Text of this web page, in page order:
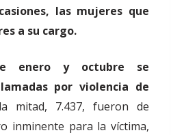
las mujeres que
a su cargo.
enero y octubre se
por violencia de
mitad, 7.437, fueron de
inminente para la víctima,